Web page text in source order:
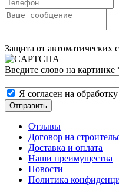
Защита от автоматических
Введите слово на картинке
Я согласен на
Отзывы
Договор на
Доставка и оплата
Наши преимущества
Новости
Политика